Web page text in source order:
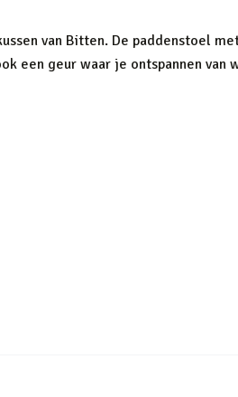
van Bitten. De paddenstoel
een geur waar je ontspannen van